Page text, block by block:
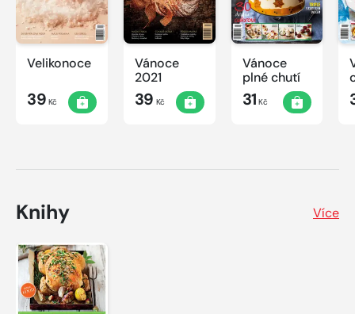
Velikonoce
39 Kč
Vánoce
2021
39 Kč
Vánoce
plné chutí
31 Kč
Knihy Více